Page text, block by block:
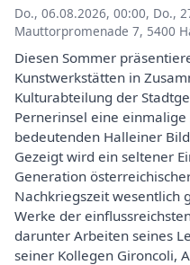
Do., 06.08.2026, 00:00, Do.,
Mauttorpromenade 7, 5400
Diesen Sommer
Kunstwerkstätten in
Kulturabteilung der
Pernerinsel eine
bedeutenden Halleiner
Gezeigt wird ein seltener
Generation
Nachkriegszeit wesentlich
Werke der
darunter Arbeiten seines
seiner Kollegen Gironcoli,